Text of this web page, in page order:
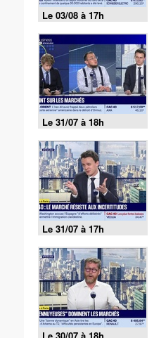
Le 03/08 à 17h
Le 31/07 à 18h
Le 31/07 à 17h